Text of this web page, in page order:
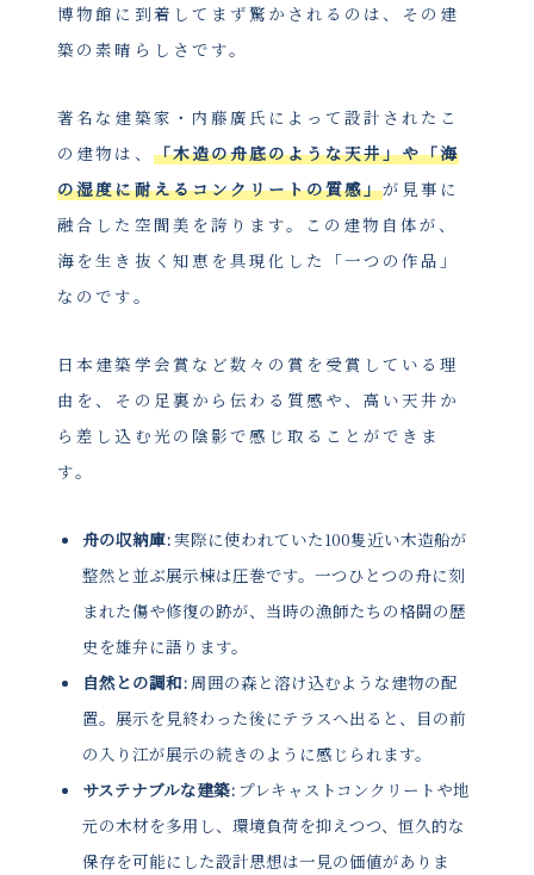
博物館に到着してまず驚かされるのは、その建
築の素晴らしさです。
著名な建築家・内藤廣氏によって設計されたこ
の建物は、 「木造の舟底のような天井」や「海
の湿度に耐えるコンクリートの質感」が見事に
融合した空間美を誇ります。この建物自体が、
海を生き抜く知恵を具現化した「一つの作品」
なのです。
日本建築学会賞など数々の賞を受賞している理
由を、その足裏から伝わる質感や、高い天井か
ら差し込む光の陰影で感じ取ることができま
す。
舟の収納庫:実際に使われていた100隻近い木造船が
整然と並ぶ展示棟は圧巻です。一つひとつの舟に刻
まれた傷や修復の跡が、当時の漁師たちの格闘の歴
史を雄弁に語ります。
自然との調和:周囲の森と溶け込むような建物の配
置。展示を見終わった後にテラスへ出ると、目の前
の入り江が展示の続きのように感じられます。
サステナブルな建築:プレキャストコンクリートや地
元の木材を多用し、環境負荷を抑えつつ、恒久的な
保存を可能にした設計思想は一見の価値がありま